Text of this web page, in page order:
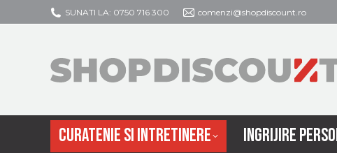
SUNATI LA: 0750 716 300 comenzi@shopdiscount.ro
CURATENIE SI INTRETINERE INGRIJIRE
CURATENIE SI